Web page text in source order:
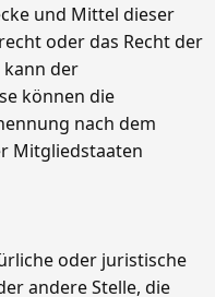
und Mittel dieser
oder das Recht der
der
können die
nach dem
Mitgliedstaaten
oder juristische
andere Stelle, die